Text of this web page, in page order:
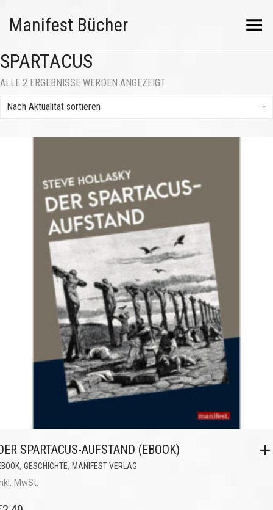
Manifest Bücher Menü umschalten
SPARTACUS
ALLE 2 ERGEBNISSE WERDEN ANGEZEIGT
Nach Aktualität sortieren
SPARTACUS-AUFSTAND (EBOOK)
, GESCHICHTE, MANIFEST VERLAG
MwSt.